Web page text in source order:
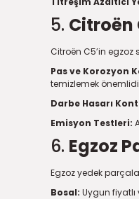
5. Citroën
Citroën C5’in egzoz
Pas ve Korozyon
temizlemek
Darbe Hasarı
Emisyon Testleri:
6. Egzoz
Egzoz yedek
Bosal: Uygun fiyatlı